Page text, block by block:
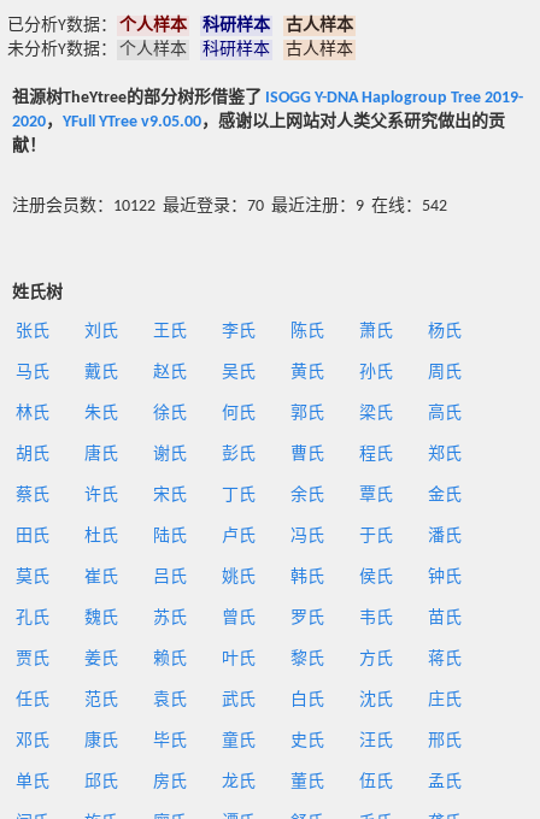
已分析Y数据： 个人样本 科研样本
古人样本
未分析Y数据：
个人样本 科研样本 古人样本
祖源树TheYtree的部分树形借鉴了 ISOGG Y-DNA Haplogroup Tree 2019-
2020， YFull YTree v9.05.00，感谢以上网站对人类父系研究做出的贡
献！
注册会员数：10122 最近登录：70 最近注册：9 在线：542
姓氏树
张氏 刘氏 王氏 李氏 陈氏 萧氏 杨氏
马氏 戴氏 赵氏 吴氏 黄氏 孙氏 周氏
林氏 朱氏 徐氏 何氏 郭氏 梁氏 高氏
胡氏 唐氏 谢氏 彭氏 曹氏 程氏 郑氏
蔡氏 许氏 宋氏 丁氏 余氏 覃氏 金氏
田氏 杜氏 陆氏 卢氏 冯氏 于氏 潘氏
莫氏 崔氏 吕氏 姚氏 韩氏 侯氏 钟氏
孔氏 魏氏 苏氏 曾氏 罗氏 韦氏 苗氏
贾氏 姜氏 赖氏 叶氏 黎氏 方氏 蒋氏
任氏 范氏 袁氏 武氏 白氏 沈氏 庄氏
邓氏 康氏 毕氏 童氏 史氏 汪氏 邢氏
单氏 邱氏 房氏 龙氏 董氏 伍氏 孟氏